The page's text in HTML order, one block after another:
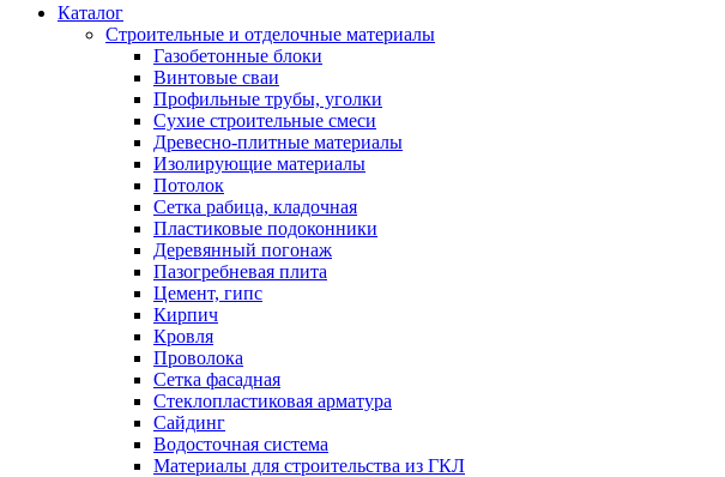
Каталог
Строительные и отделочные материалы
Газобетонные блоки
Винтовые сваи
Профильные трубы, уголки
Сухие строительные смеси
Древесно-плитные материалы
Изолирующие материалы
Потолок
Сетка рабица, кладочная
Пластиковые подоконники
Деревянный погонаж
Пазогребневая плита
Цемент, гипс
Кирпич
Кровля
Проволока
Сетка фасадная
Стеклопластиковая арматура
Сайдинг
Водосточная система
Материалы для строительства из ГКЛ